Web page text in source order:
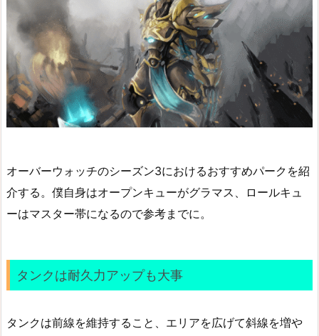
オーバーウォッチのシーズン3におけるおすすめパークを紹
介する。僕自身はオープンキューがグラマス、ロールキュ
ーはマスター帯になるので参考までに。
タンクは耐久力アップも大事
タンクは前線を維持すること、エリアを広げて斜線を増や